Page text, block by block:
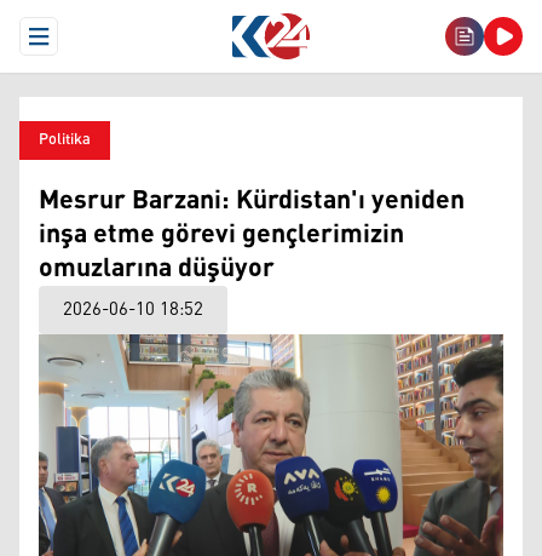
Open Menu
Politika
Mesrur Barzani: Kürdistan'ı yeniden
inşa etme görevi gençlerimizin
omuzlarına düşüyor
2026-06-10 18:52